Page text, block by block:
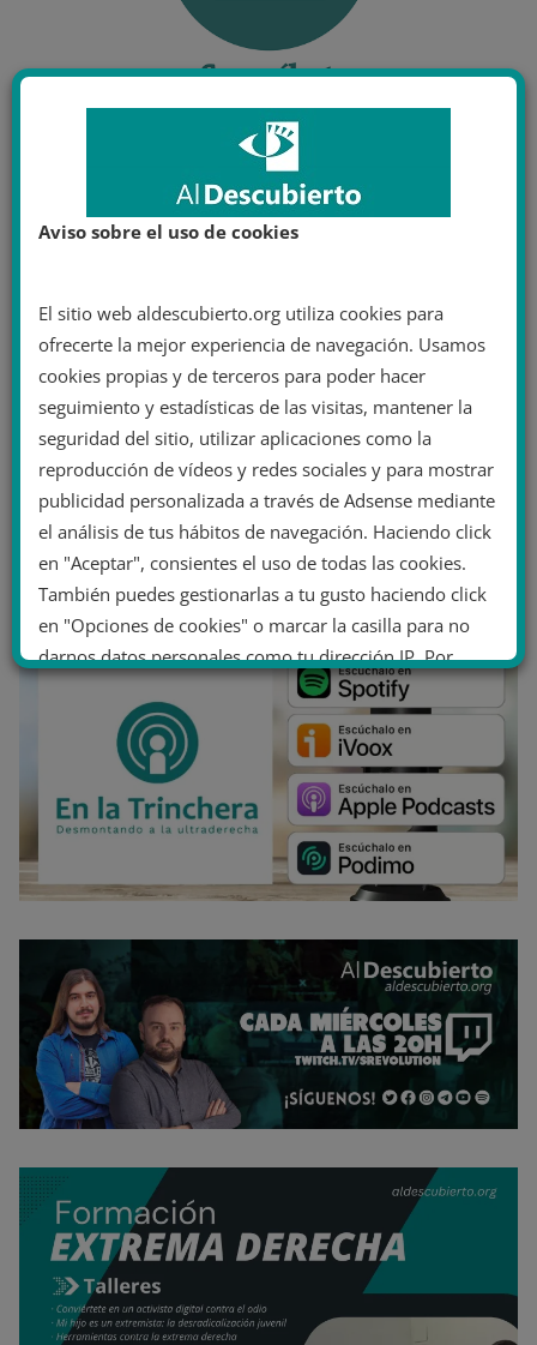
Aviso sobre el uso de cookies
El sitio web aldescubierto.org utiliza cookies para
ofrecerte la mejor experiencia de navegación. Usamos
cookies propias y de terceros para poder hacer
seguimiento y estadísticas de las visitas, mantener la
seguridad del sitio, utilizar aplicaciones como la
reproducción de vídeos y redes sociales y para mostrar
publicidad personalizada a través de Adsense mediante
el análisis de tus hábitos de navegación. Haciendo click
en "Aceptar", consientes el uso de todas las cookies.
También puedes gestionarlas a tu gusto haciendo click
en "Opciones de cookies" o marcar la casilla para no
darnos datos personales como tu dirección IP. Por
último, puedes leer nuestra Política de cookies.
No dar mi información personal
Opciones de cookies Aceptar cookies
Rechazar cookies Política de cookies